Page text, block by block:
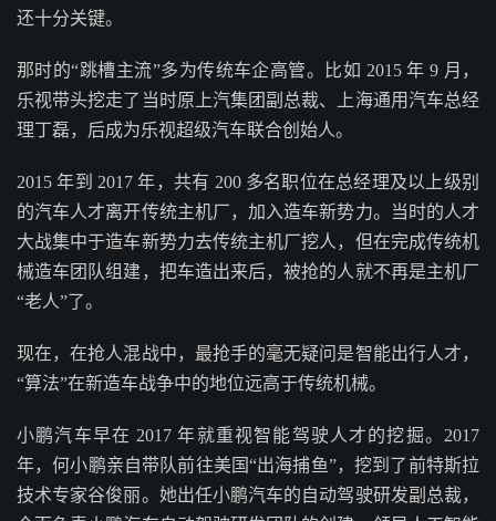
还十分关键。
那时的“跳槽主流”多为传统车企高管。比如 2015 年 9 月，
乐视带头挖走了当时原上汽集团副总裁、上海通用汽车总经
理丁磊，后成为乐视超级汽车联合创始人。
2015 年到 2017 年，共有 200 多名职位在总经理及以上级别
的汽车人才离开传统主机厂，加入造车新势力。当时的人才
大战集中于造车新势力去传统主机厂挖人，但在完成传统机
械造车团队组建，把车造出来后，被抢的人就不再是主机厂
“老人”了。
现在，在抢人混战中，最抢手的毫无疑问是智能出行人才，
“算法”在新造车战争中的地位远高于传统机械。
小鹏汽车早在 2017 年就重视智能驾驶人才的挖掘。2017
年，何小鹏亲自带队前往美国“出海捕鱼”，挖到了前特斯拉
技术专家谷俊丽。她出任小鹏汽车的自动驾驶研发副总裁，